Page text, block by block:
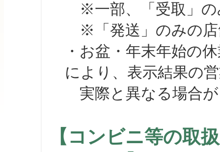
※一部、「受取」の
※「発送」のみの店
・お盆・年末年始の
により、表示結果の
実際と異なる場合が
【コンビニ等の取